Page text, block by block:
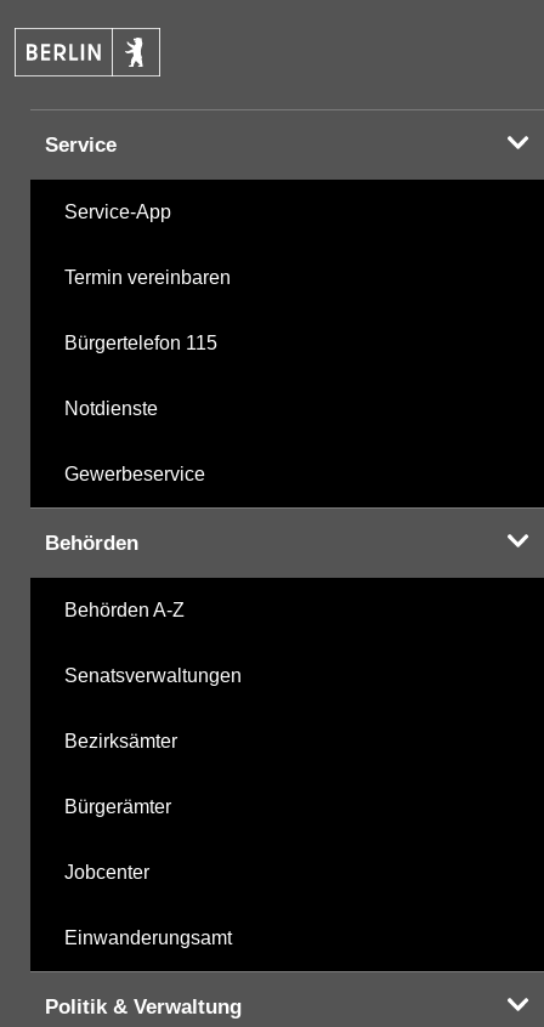
Service
Service-App
Termin vereinbaren
Bürgertelefon 115
Notdienste
Gewerbeservice
Behörden
Behörden A-Z
Senatsverwaltungen
Bezirksämter
Bürgerämter
Jobcenter
Einwanderungsamt
Politik & Verwaltung